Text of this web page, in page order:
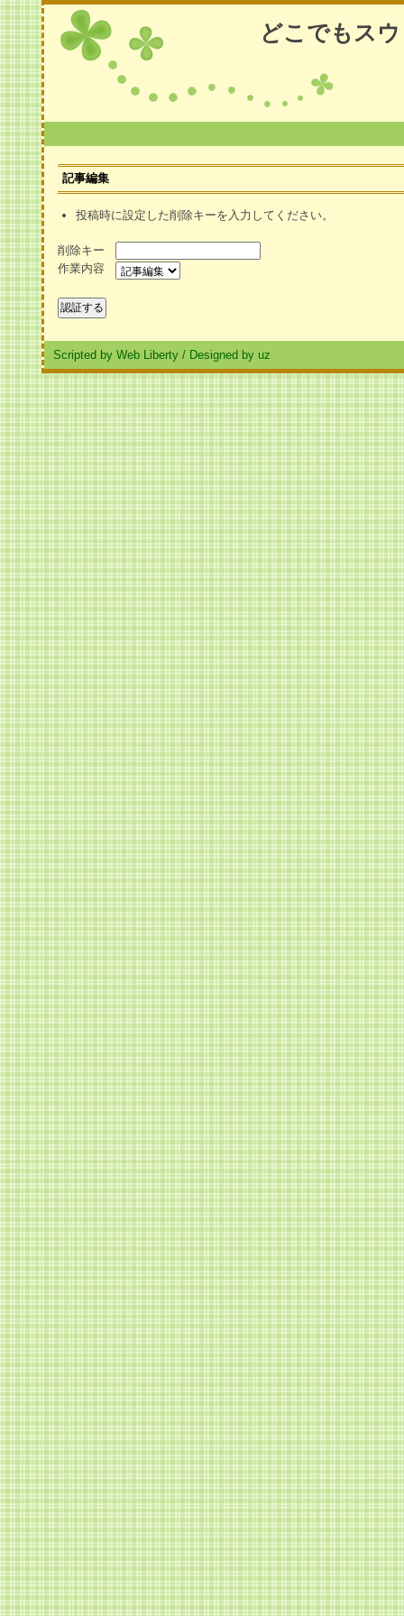
どこでもス
記事編集
投稿時に設定した削除キーを入力してください。
削除キー
作業内容
Scripted by Web Liberty / Designed by uz